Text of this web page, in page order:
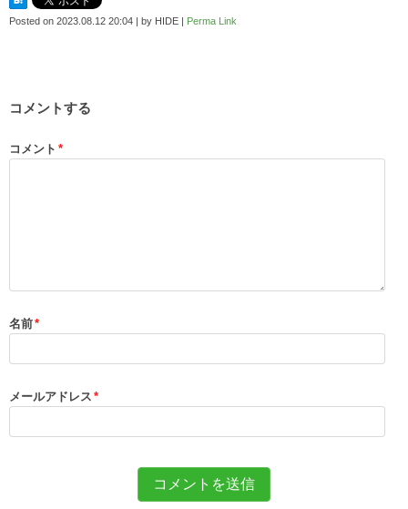
Posted on 2023.08.12 20:04 | by HIDE | Perma Link
コメントする
コメント *
名前*
メールアドレス *